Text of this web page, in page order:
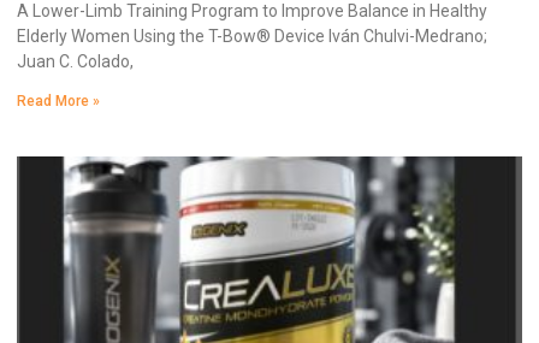
A Lower-Limb Training Program to Improve Balance in Healthy
Elderly Women Using the T-Bow® Device Iván Chulvi-Medrano;
Juan C. Colado,
Read More »